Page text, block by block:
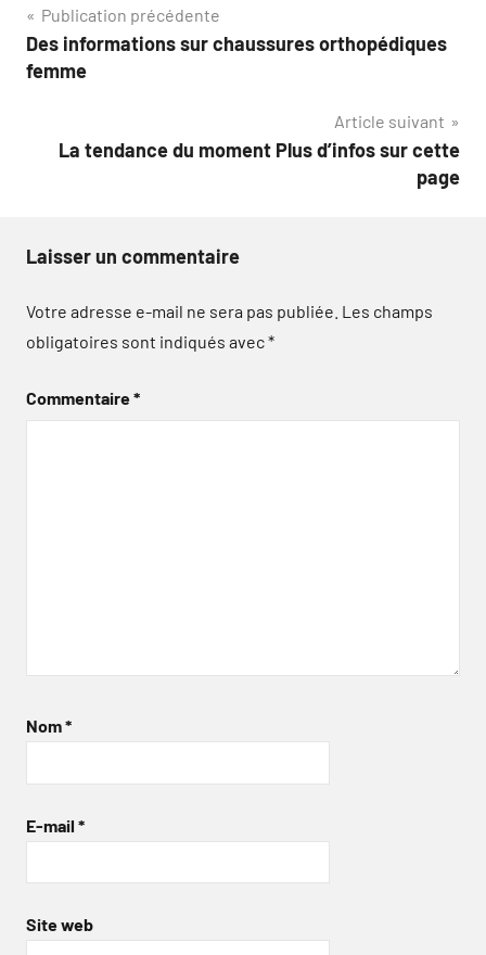
Navigation
de
Publication précédente
Des informations sur chaussures orthopédiques
femme
Article suivant
La tendance du moment Plus d’infos sur cette
page
Laisser un commentaire
Votre adresse e-mail ne sera pas publiée. Les champs
obligatoires sont indiqués avec*
Commentaire*
Nom*
E-mail *
Site web